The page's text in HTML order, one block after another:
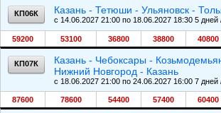
КП06К Казань - Тетюши - Ульяновск -
c 14.06.2027 21:00 по 18.06.2027 18:30 5 дней
59200 53100 36800 38800 40800
КП07К
Казань - Чебоксары -
Нижний Новгород - Казань
c 18.06.2027 21:00 по 24.06.2027 16:00 7 дней
87600 78600 54400 57400 60400